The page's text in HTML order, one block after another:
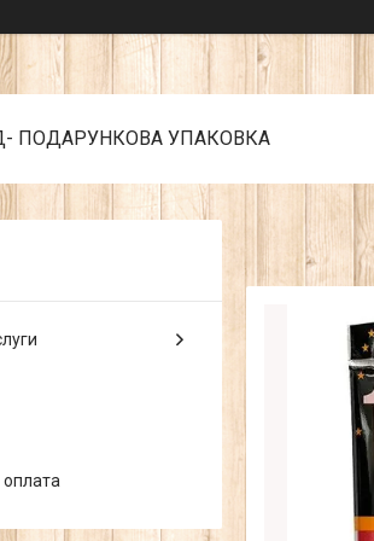
ПОДАРУНКОВА УПАКОВКА